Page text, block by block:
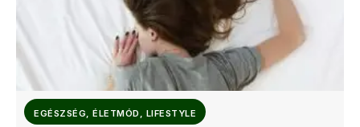
EGÉSZSÉG, ÉLETMÓD, LIFESTYLE